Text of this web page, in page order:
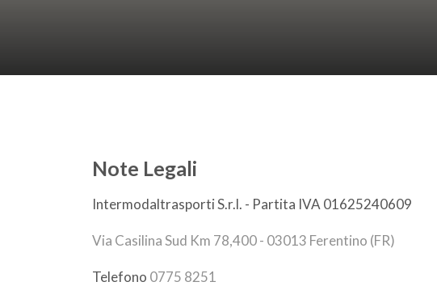
Note Legali
Intermodaltrasporti S.r.l. - Partita IVA 01625240609
Via Casilina Sud Km 78,400 - 03013 Ferentino (FR)
Telefono 0775 8251